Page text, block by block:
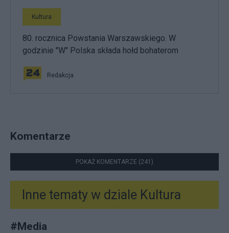
Kultura
80. rocznica Powstania Warszawskiego. W
godzinie "W" Polska składa hołd bohaterom
Redakcja
Komentarze
POKAŻ KOMENTARZE (241)
Inne tematy w dziale Kultura
#Media